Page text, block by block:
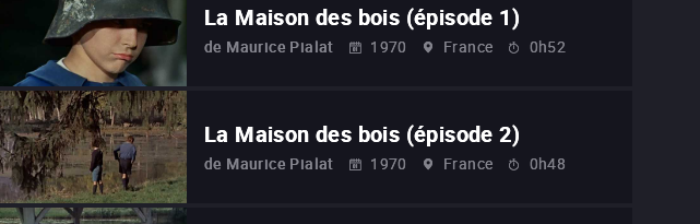
La Maison des bois (épisode 1)
de Maurice Pialat 1970 France 0h52
La Maison des bois (épisode 2)
de Maurice Pialat 1970 France 0h48